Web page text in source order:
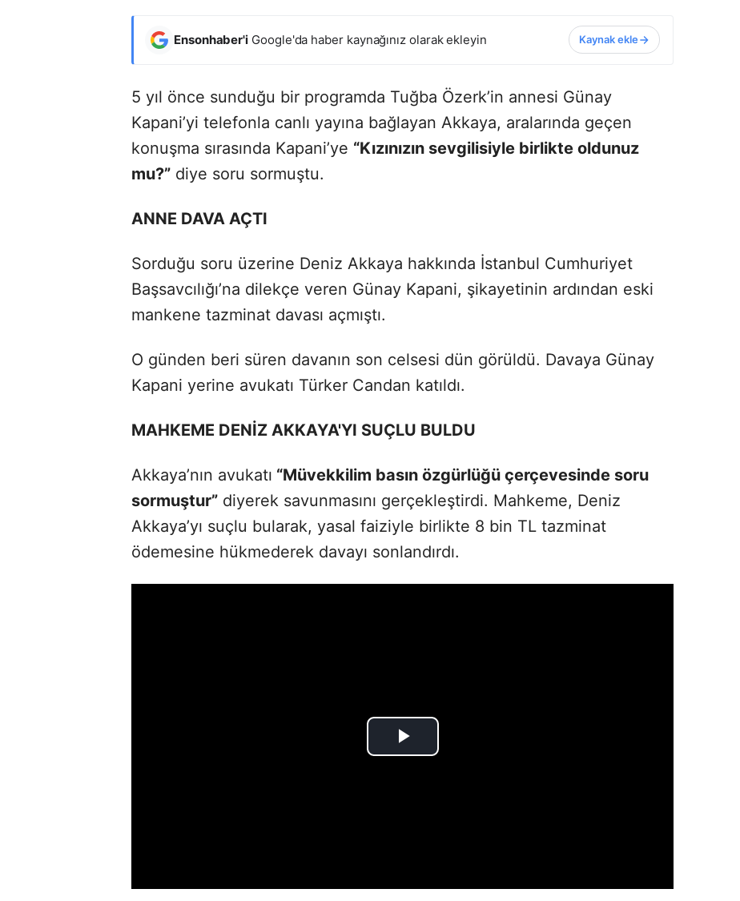
Ensonhaber'i Google'da haber kaynağınız olarak ekleyin Kaynak ekle
5 yıl önce sunduğu bir programda Tuğba Özerk’in annesi Günay
Kapani’yi telefonla canlı yayına bağlayan Akkaya, aralarında geçen
konuşma sırasında Kapani’ye “Kızınızın sevgilisiyle birlikte oldunuz
mu?” diye soru sormuştu.
ANNE DAVA AÇTI
Sorduğu soru üzerine Deniz Akkaya hakkında İstanbul Cumhuriyet
Başsavcılığı’na dilekçe veren Günay Kapani, şikayetinin ardından eski
mankene tazminat davası açmıştı.
O günden beri süren davanın son celsesi dün görüldü. Davaya Günay
Kapani yerine avukatı Türker Candan katıldı.
MAHKEME DENİZ AKKAYA'YI SUÇLU BULDU
Akkaya’nın avukatı “Müvekkilim basın özgürlüğü çerçevesinde soru
sormuştur” diyerek savunmasını gerçekleştirdi. Mahkeme, Deniz
Akkaya’yı suçlu bularak, yasal faiziyle birlikte 8 bin TL tazminat
ödemesine hükmederek davayı sonlandırdı.